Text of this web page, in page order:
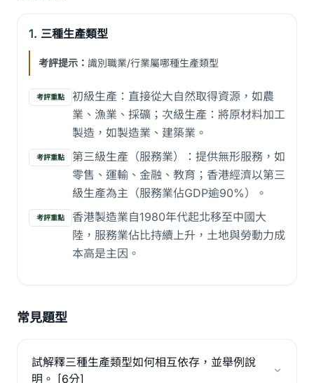
1. 三種生產類型
考評提示： 識別職業/行業屬哪種生產類型
考評重點
初級生產：直接從大自然取得資源，如農
業、漁業、採礦；次級生產：將原材料加工
製造，如製造業、建築業。
考評重點
第三級生產（服務業）：提供無形服務，如
零售、運輸、金融、教育；香港經濟以第三
級生產為主（服務業佔GDP逾90%）。
考評重點
香港製造業自1980年代起北移至中國大
陸，服務業佔比持續上升，土地與勞動力成
本高是主因。
常見題型
試解釋三種生產類型如何相互依存，並舉例說
明。 [6分]